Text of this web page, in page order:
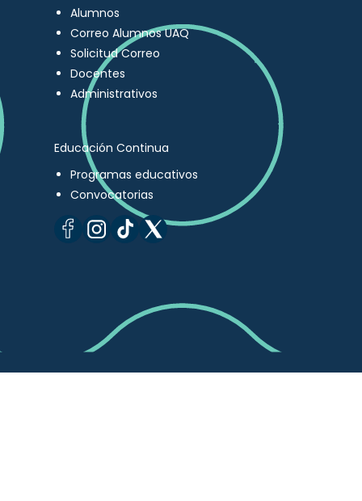
Alumnos
Correo Alumnos UAQ
Solicitud Correo
Docentes
Administrativos
Educación Continua
Programas educativos
Convocatorias